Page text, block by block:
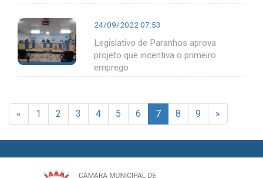
24/09/2022 07:53
Legislativo de Paranhos aprova
projeto que incentiva o primeiro
emprego
« 1 2 3 4 5 6 7 8 9 »